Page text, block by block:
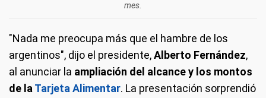
mes.
"Nada me preocupa más que el hambre de los
argentinos", dijo el presidente,Alberto Fernández,
al anunciar la ampliación del alcance y los montos
de la Tarjeta Alimentar. La presentación sorprendió